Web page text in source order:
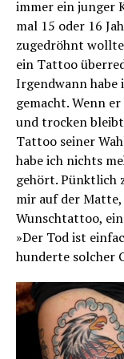
immer ein junger
mal 15 oder 16
zugedröhnt
ein Tattoo
Irgendwann habe
gemacht. Wenn
und trocken
Tattoo seiner
habe ich nichts
gehört. Pünktlich
mir auf der
Wunschtattoo,
»Der Tod ist
hunderte solcher